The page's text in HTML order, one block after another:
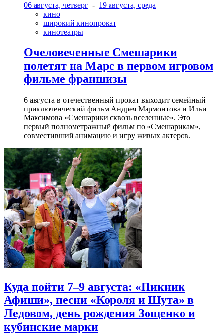
06 августа, четверг - 19 августа, среда
кино
широкий кинопрокат
кинотеатры
Очеловеченные Смешарики
полетят на Марс в первом игровом
фильме франшизы
6 августа в отечественный прокат выходит семейный
приключенческий фильм Андрея Мармонтова и Ильи
Максимова «Смешарики сквозь вселенные». Это
первый полнометражный фильм по «Смешарикам»,
совместивший анимацию и игру живых актеров.
Куда пойти 7–9 августа: «Пикник
Афиши», песни «Короля и Шута» в
Ледовом, день рождения Зощенко и
кубинские марки